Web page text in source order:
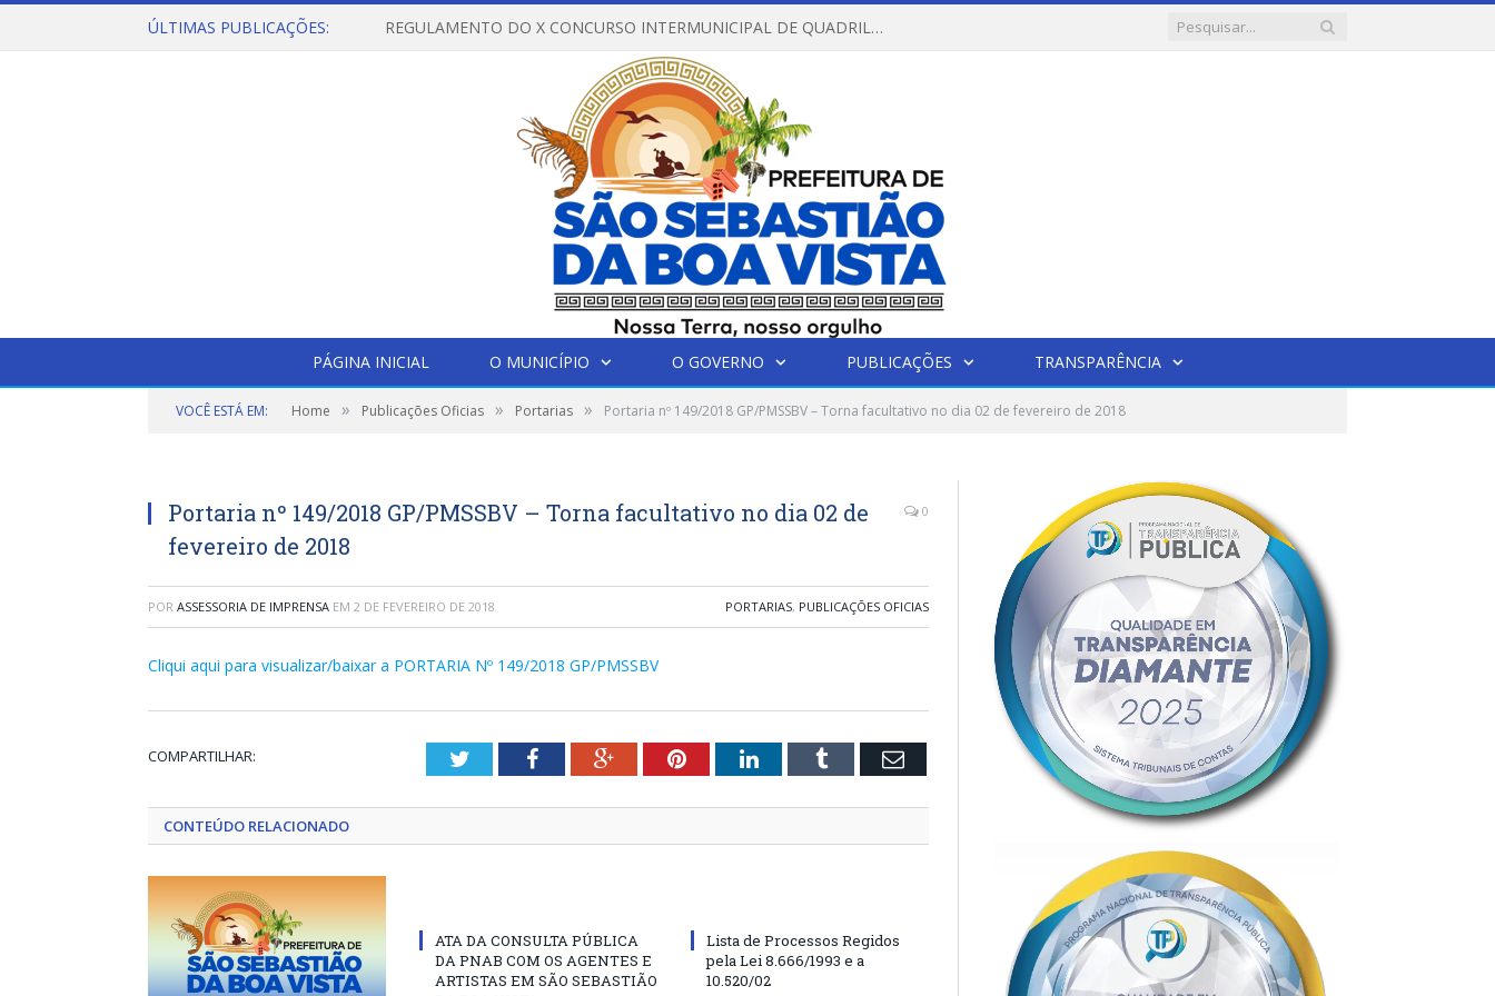
ÚLTIMAS PUBLICAÇÕES: REGULAMENTO DO X CONCURSO INTERMUNICIPAL DE QUADRILHAS JUNINAS – 2026 – ARRAIÁ DA VENEZA
PÁGINA INICIAL O MUNICÍPIO O GOVERNO PUBLICAÇÕES TRANSPARÊNCIA
VOCÊ ESTÁ EM: Home » Publicações Oficias » Portarias » Portaria nº 149/2018 GP/PMSSBV – Torna facultativo no dia 02 de fevereiro de 2018
Portaria nº 149/2018 GP/PMSSBV – Torna facultativo no dia 02 de
fevereiro de 2018
0
POR ASSESSORIA DE IMPRENSA EM 2 DE FEVEREIRO DE 2018 PORTARIAS, PUBLICAÇÕES OFICIAS
Cliqui aqui para visualizar/baixar a PORTARIA Nº 149/2018 GP/PMSSBV
COMPARTILHAR: TwitterFacebookGoogle+PinterestLinkedInTumblr Email
CONTEÚDO RELACIONADO
ATA DA CONSULTA PÚBLICA
DA PNAB COM OS AGENTES E
ARTISTAS EM SÃO SEBASTIÃO
Lista de Processos Regidos
pela Lei 8.666/1993 e a
10.520/02